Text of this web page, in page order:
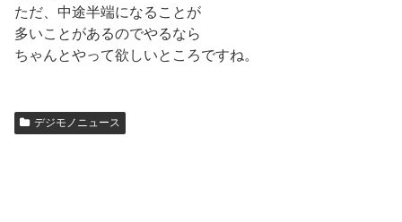
ただ、中途半端になることが
多いことがあるのでやるなら
ちゃんとやって欲しいところですね。
デジモノニュース